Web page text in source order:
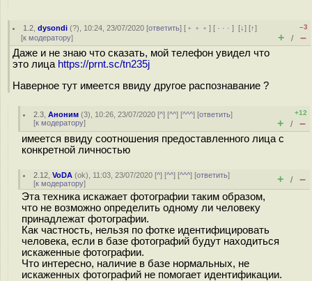
1.2 ,dysondi (?), 10:24, 23/07/2020 [ответить] [ ﹢﹢﹢] [ · · ·][↓] [↑]
[к модератору]
–3
+ / –
Даже и не знаю что сказать, мой телефон увидел что
это лица https://prnt.sc/tn235j
Наверное тут имеется ввиду другое распознавание ?
2.3 ,Аноним (3), 10:26, 23/07/2020 [^] [^^] [^^^] [ответить]
[к модератору]
+12
+ / –
имеется ввиду соотношения предоставленного лица с
конкретной личностью
2.12 ,VoDA (ok), 11:03, 23/07/2020 [^] [^^] [^^^] [ответить]
[к модератору] + / –
Эта техника искажает фотографии таким образом,
что не возможно определить одному ли человеку
принадлежат фотографии.
Как частность, нельзя по фотке идентифицировать
человека, если в базе фотографий будут находиться
искаженные фотографии.
Что интересно, наличие в базе нормальных, не
искаженных фотографий не помогает идентификации.